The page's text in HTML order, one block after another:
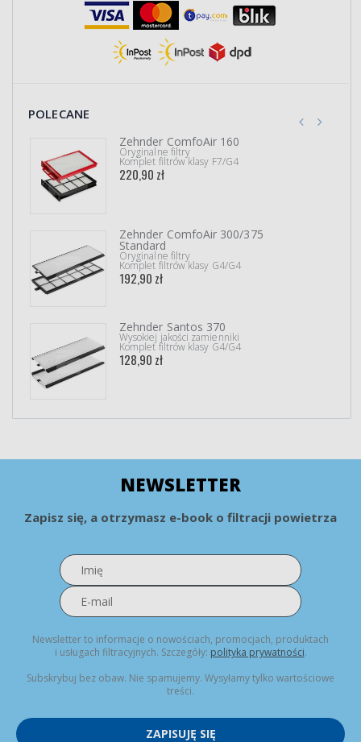
POLECANE
Zehnder ComfoAir 160
Oryginalne filtry
Komplet filtrów klasy F7/G4
220,90 zł
Zehnder ComfoAir 300/375
Standard
Oryginalne filtry
Komplet filtrów klasy G4/G4
192,90 zł
Zehnder Santos 370
Wysokiej jakości zamienniki
Komplet filtrów klasy G4/G4
128,90 zł
NEWSLETTER
Zapisz się, a otrzymasz e-book o filtracji powietrza
Newsletter to informacje o nowościach, promocjach, produktach
i usługach filtracyjnych. Szczegóły: polityka prywatności.
Subskrybuj bez obaw. Nie spamujemy. Wysyłamy tylko wartościowe
treści.
ZAPISUJĘ SIĘ